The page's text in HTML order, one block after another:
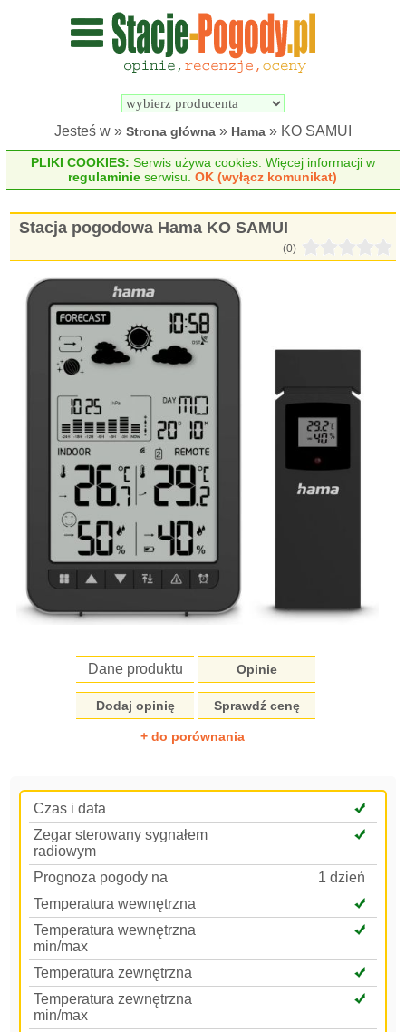
Wyszukiwarka
pogodowych
Jesteś w » Strona główna » Hama » KO SAMUI
PLIKI COOKIES: Serwis używa cookies. Więcej informacji w
regulaminie serwisu.OK (wyłącz komunikat)
Stacja pogodowa Hama KO SAMUI
(0)
Dane produktu Opinie
Dodaj opinię Sprawdź cenę
+ do porównania
Czas i data
Zegar sterowany sygnałem
radiowym
Prognoza pogody na
1 dzień
Temperatura wewnętrzna
Temperatura wewnętrzna
min/max
Temperatura zewnętrzna
Temperatura zewnętrzna
min/max